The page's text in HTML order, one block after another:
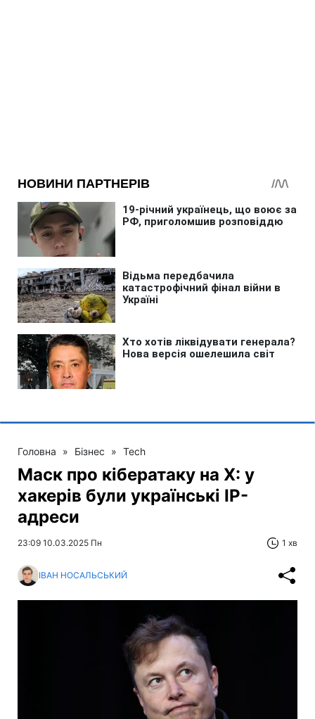
Головна » Бізнес » Tech
Маск про кібератаку на X: у
хакерів були українські IP-
адреси
23:09 10.03.2025 Пн 1 хв
ІВАН НОСАЛЬСЬКИЙ